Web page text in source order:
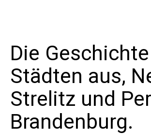
Die
Städten aus,
Strelitz und
Brandenburg.